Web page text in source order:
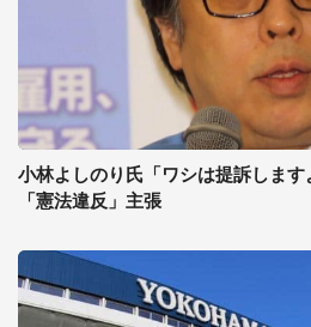
小林よしのり氏「ワシは提訴しま
「憲法違反」主張